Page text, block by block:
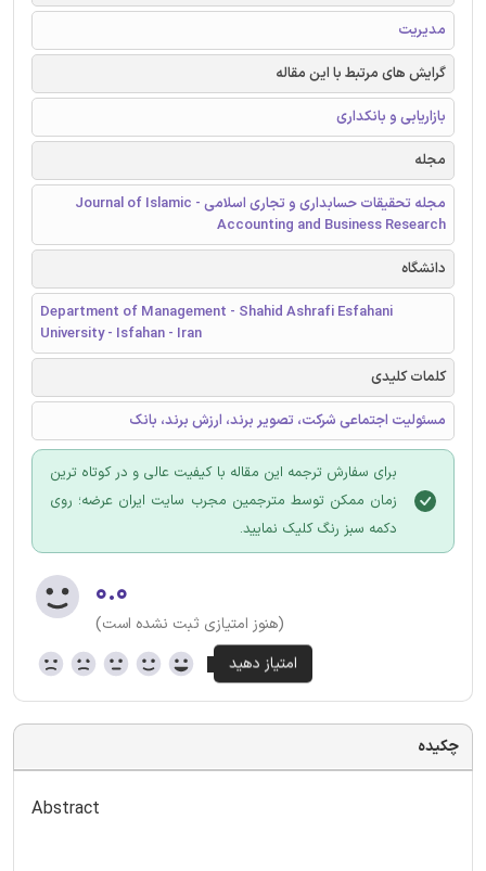
مدیریت
گرایش های مرتبط با این مقاله
بازاریابی و بانکداری
مجله
مجله تحقیقات حسابداری و تجاری اسلامی - Journal of Islamic
Accounting and Business Research
دانشگاه
Department of Management - Shahid Ashrafi Esfahani
University - Isfahan - Iran
کلمات کلیدی
مسئولیت اجتماعی شرکت، تصویر برند، ارزش برند، بانک
برای سفارش ترجمه این مقاله با کیفیت عالی و در کوتاه ترین
زمان ممکن توسط مترجمین مجرب سایت ایران عرضه؛ روی
دکمه سبز رنگ کلیک نمایید.
۰.۰
(هنوز امتیازی ثبت نشده است)
چکیده
Abstract